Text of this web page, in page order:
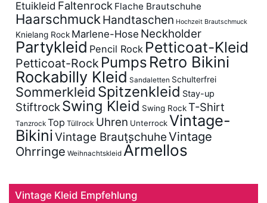
Etuikleid Faltenrock Flache Brautschuhe
Haarschmuck Handtaschen Hochzeit Brautschmuck
Knielang Rock Marlene-Hose Neckholder
Partykleid Pencil Rock Petticoat-Kleid
Petticoat-Rock Pumps Retro Bikini
Rockabilly Kleid Sandaletten Schulterfrei
Sommerkleid Spitzenkleid Stay-up
Stiftrock Swing Kleid Swing RockT-Shirt
Tanzrock Top Tüllrock Uhren UnterrockVintage-
BikiniVintage BrautschuheVintage
Ohrringe Weihnachtskleid Ärmellos
Vintage Kleid Empfehlung